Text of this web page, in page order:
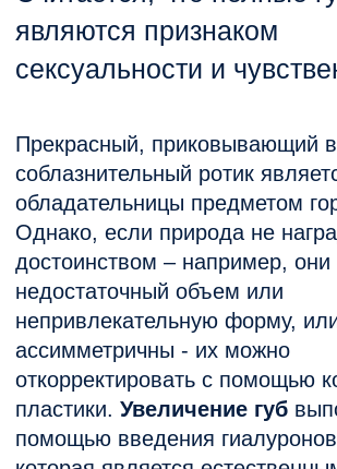
помощью введения гиалуроновой кислоты,
компонентом межклеточного пространства в
обладает уникальными особенностями,
влияет на клетки эпидермиса и их
состояние, чем стимулирует выработку в
фибробластах эластина и коллагена. При
помощи инъекций и контурной пластики,
косметология сегодня имеет возможность
не только эффективно бороться с
морщинами, но и корректировать кончик
носа, овал лица, провести увеличение губ.
Это связано с тем, что гиалуроновая
кислота служит естественным филлером,
одной своей молекулы. При этом, она не
вызывает отторжений в организме и
оказывает благоприятное воздействие,
делая вашу внешность не только